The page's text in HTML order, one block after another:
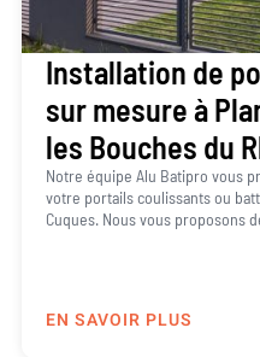
Installation de
sur mesure à
les Bouches du
Notre équipe Alu Batipro vous
votre portails coulissants ou
Cuques. Nous vous proposons
EN SAVOIR PLUS